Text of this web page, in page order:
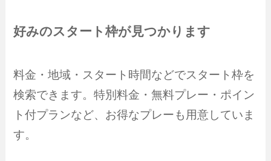
好みのスタート枠が見つかります
料金・地域・スタート時間などでスタート枠を
検索できます。特別料金・無料プレー・ポイン
ト付プランなど、お得なプレーも用意していま
す。